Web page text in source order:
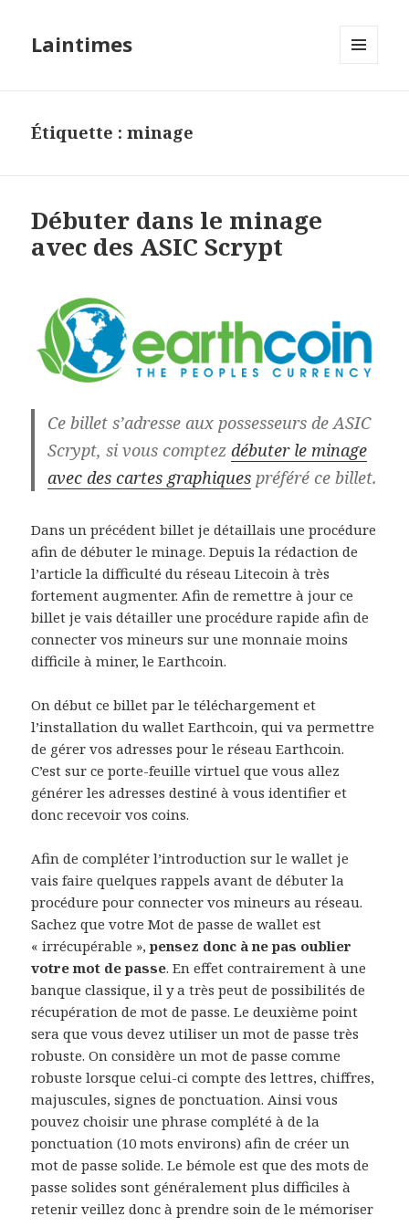
Laintimes
Étiquette :minage
Débuter dans le minage
avec des ASIC Scrypt
Ce billet s’adresse aux possesseurs de ASIC
Scrypt, si vous comptezdébuter le minage
avec des cartes graphiques préféré ce billet.
Dans un précédent billet je détaillais une procédure
afin de débuter le minage. Depuis la rédaction de
l’article la difficulté du réseau Litecoin à très
fortement augmenter. Afin de remettre à jour ce
billet je vais détailler une procédure rapide afin de
connecter vos mineurs sur une monnaie moins
difficile à miner, le Earthcoin.
On début ce billet par le téléchargement et
l’installation du wallet Earthcoin, qui va permettre
de gérer vos adresses pour le réseau Earthcoin.
C’est sur ce porte-feuille virtuel que vous allez
générer les adresses destiné à vous identifier et
donc recevoir vos coins.
Afin de compléter l’introduction sur le wallet je
vais faire quelques rappels avant de débuter la
procédure pour connecter vos mineurs au réseau.
Sachez que votre Mot de passe de wallet est
« irrécupérable », pensez donc à ne pas oublier
votre mot de passe. En effet contrairement à une
banque classique, il y a très peut de possibilités de
récupération de mot de passe. Le deuxième point
sera que vous devez utiliser un mot de passe très
robuste. On considère un mot de passe comme
robuste lorsque celui-ci compte des lettres, chiffres,
majuscules, signes de ponctuation. Ainsi vous
pouvez choisir une phrase complété à de la
ponctuation (10 mots environs) afin de créer un
mot de passe solide. Le bémole est que des mots de
passe solides sont généralement plus difficiles à
retenir veillez donc à prendre soin de le mémoriser